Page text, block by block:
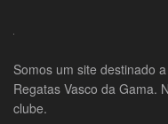
Somos um site destinado
Regatas Vasco da Gama.
clube.